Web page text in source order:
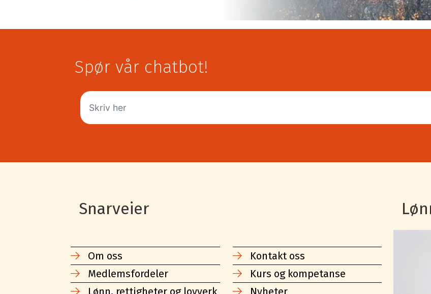
Spør vår chatbot!
Snarveier
Om oss
Medlemsfordeler
Lønn, rettigheter og lovverk
Kontakt oss
Kurs og kompetanse
Nyheter